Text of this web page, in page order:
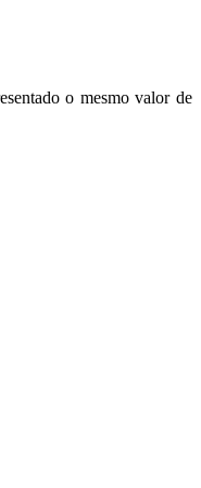
o mesmo valor de